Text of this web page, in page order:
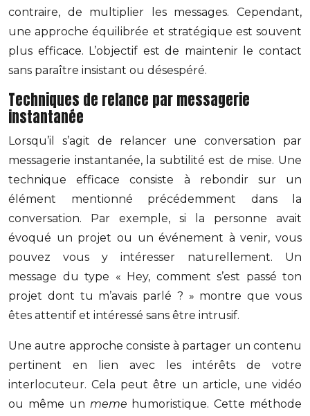
contraire, de multiplier les messages. Cependant,
une approche équilibrée et stratégique est souvent
plus efficace. L’objectif est de maintenir le contact
sans paraître insistant ou désespéré.
Techniques de relance par messagerie
instantanée
Lorsqu’il s’agit de relancer une conversation par
messagerie instantanée, la subtilité est de mise. Une
technique efficace consiste à rebondir sur un
élément mentionné précédemment dans la
conversation. Par exemple, si la personne avait
évoqué un projet ou un événement à venir, vous
pouvez vous y intéresser naturellement. Un
message du type « Hey, comment s’est passé ton
projet dont tu m’avais parlé ? » montre que vous
êtes attentif et intéressé sans être intrusif.
Une autre approche consiste à partager un contenu
pertinent en lien avec les intérêts de votre
interlocuteur. Cela peut être un article, une vidéo
ou même un meme humoristique. Cette méthode